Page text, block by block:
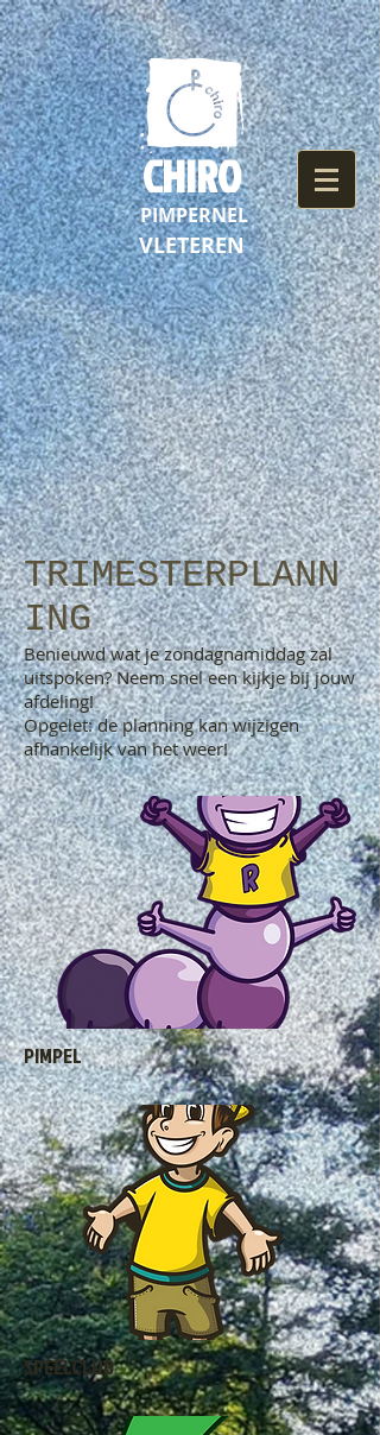
CHIRO
PIMPERNEL
VLETEREN
TRIMESTERPLANN
ING
Benieuwd wat je zondagnamiddag zal
uitspoken? Neem snel een kijkje bij jouw
afdeling!
Opgelet: de planning kan wijzigen
afhankelijk van het weer!
PIMPEL
SPEELCLUB